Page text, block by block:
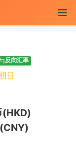
反向汇率
日
(HKD)